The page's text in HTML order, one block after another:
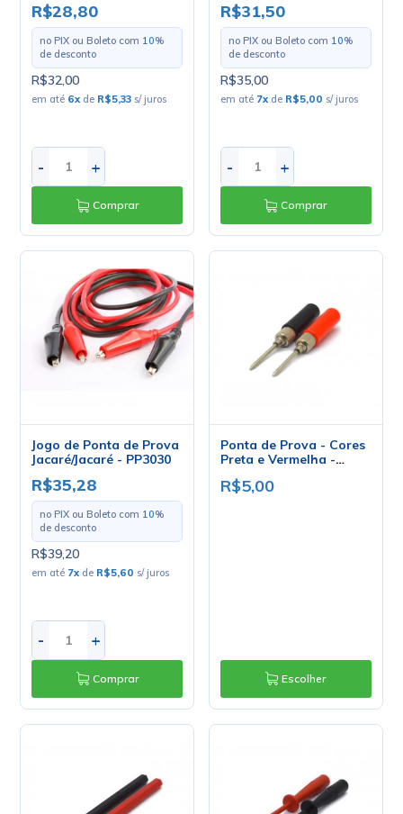
R$28,80
no PIX ou Boleto com 10%
de desconto
R$32,00
em até 6x de R$5,33 s/ juros
- +
Comprar
R$31,50
no PIX ou Boleto com 10%
de desconto
R$35,00
em até 7x de R$5,00 s/ juros
- +
Comprar
Jogo de Ponta de Prova
Jacaré/Jacaré - PP3030
R$35,28
no PIX ou Boleto com 10%
de desconto
R$39,20
em até 7x de R$5,60 s/ juros
- +
Comprar
Ponta de Prova - Cores
Preta e Vermelha -
R$5,00
Escolher